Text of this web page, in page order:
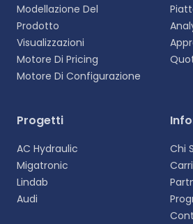
Selezionare la lingua
un'esperienza più personalizzata.
Modellazione Del
Prodotto
Visualizzazioni
Motore Di Pricing
Motore Di Configurazione
Progetti
AC Hydraulic
Migatronic
Lindab
Audi
Chi